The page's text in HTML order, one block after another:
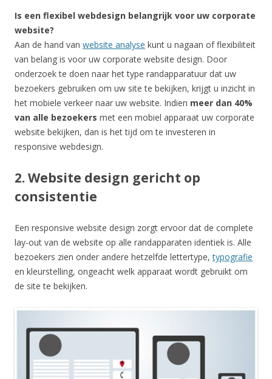
Is een flexibel webdesign belangrijk voor uw corporate
website?
Aan de hand van website analyse kunt u nagaan of flexibiliteit
van belang is voor uw corporate website design. Door
onderzoek te doen naar het type randapparatuur dat uw
bezoekers gebruiken om uw site te bekijken, krijgt u inzicht in
het mobiele verkeer naar uw website. Indien meer dan 40%
van alle bezoekers met een mobiel apparaat uw corporate
website bekijken, dan is het tijd om te investeren in
responsive webdesign.
2. Website design gericht op
consistentie
Een responsive website design zorgt ervoor dat de complete
lay-out van de website op alle randapparaten identiek is. Alle
bezoekers zien onder andere hetzelfde lettertype,typografie
en kleurstelling, ongeacht welk apparaat wordt gebruikt om
de site te bekijken.